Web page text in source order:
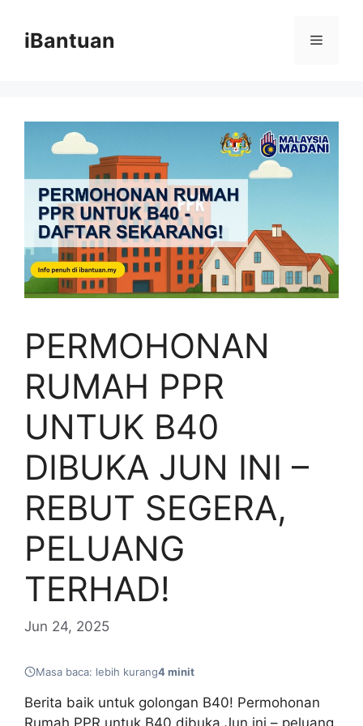
contentiBantuan Menu
PERMOHONAN
RUMAH PPR
UNTUK B40
DIBUKA JUN INI –
REBUT SEGERA,
PELUANG
TERHAD!
Jun 24, 2025
Masa baca: lebih kurang4 minit
Berita baik untuk golongan B40! Permohonan
Rumah PPR untuk B40 dibuka Jun ini – peluang